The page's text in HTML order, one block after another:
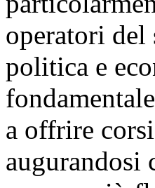
operatori del
politica e
a offrire
augurandosi